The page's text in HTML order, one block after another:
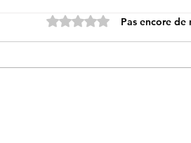
Noté 0 étoile sur 5.Pas encore de